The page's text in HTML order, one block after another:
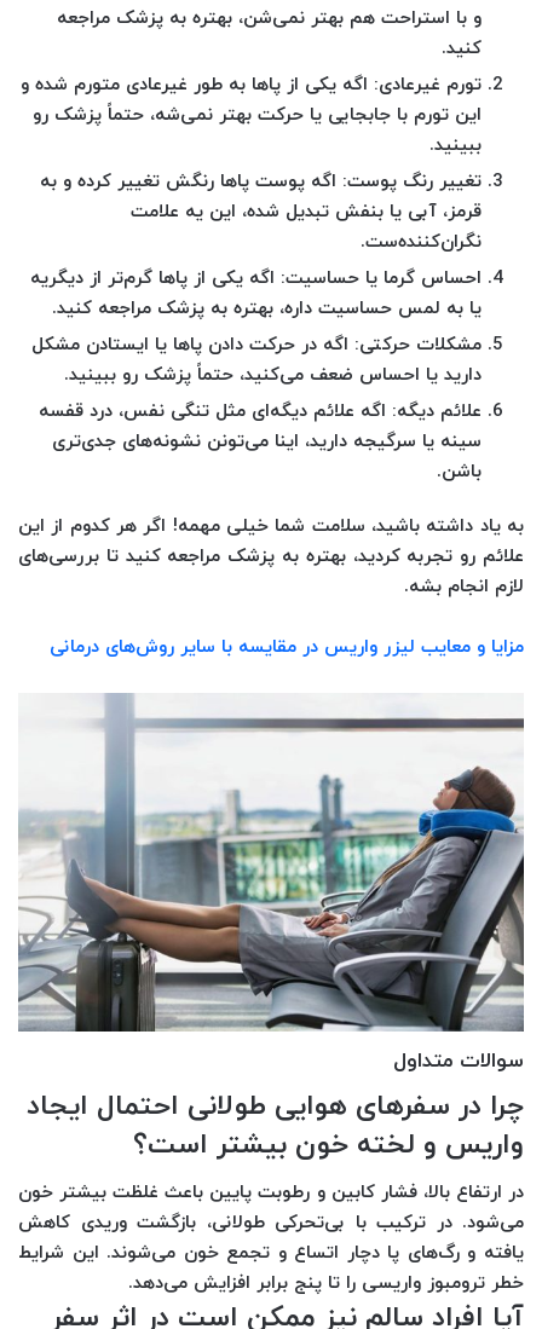
و با استراحت هم بهتر نمی‌شن، بهتره به پزشک مراجعه
کنید.
تورم غیرعادی: اگه یکی از پاها به طور غیرعادی متورم شده و
این تورم با جابجایی یا حرکت بهتر نمی‌شه، حتماً پزشک رو
ببینید.
تغییر رنگ پوست: اگه پوست پاها رنگش تغییر کرده و به
قرمز، آبی یا بنفش تبدیل شده، این یه علامت
نگران‌کننده‌ست.
احساس گرما یا حساسیت: اگه یکی از پاها گرم‌تر از دیگریه
یا به لمس حساسیت داره، بهتره به پزشک مراجعه کنید.
مشکلات حرکتی: اگه در حرکت دادن پاها یا ایستادن مشکل
دارید یا احساس ضعف می‌کنید، حتماً پزشک رو ببینید.
علائم دیگه: اگه علائم دیگه‌ای مثل تنگی نفس، درد قفسه
سینه یا سرگیجه دارید، اینا می‌تونن نشونه‌های جدی‌تری
باشن.
به یاد داشته باشید، سلامت شما خیلی مهمه! اگر هر کدوم از این
علائم رو تجربه کردید، بهتره به پزشک مراجعه کنید تا بررسی‌های
لازم انجام بشه.
مزایا و معایب لیزر واریس در مقایسه با سایر روش‌های درمانی
سوالات متداول
چرا در سفرهای هوایی طولانی احتمال ایجاد
واریس و لخته خون بیشتر است؟
در ارتفاع بالا، فشار کابین و رطوبت پایین باعث غلظت بیشتر خون
می‌شود. در ترکیب با بی‌تحرکی طولانی، بازگشت وریدی کاهش
یافته و رگ‌های پا دچار اتساع و تجمع خون می‌شوند. این شرایط
خطر ترومبوز واریسی را تا پنج برابر افزایش می‌دهد.
آیا افراد سالم نیز ممکن است در اثر سفر